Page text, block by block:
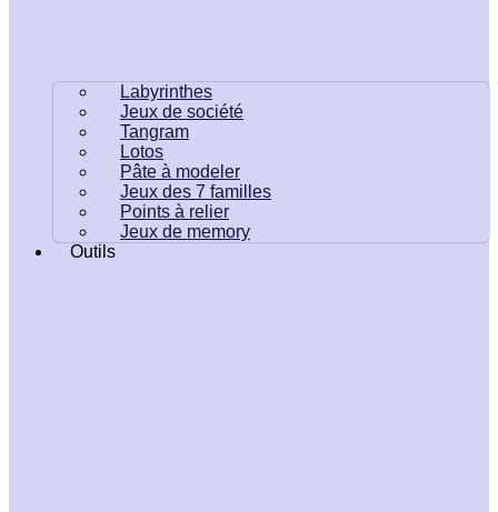
Labyrinthes
Jeux de société
Tangram
Lotos
Pâte à modeler
Jeux des 7 familles
Points à relier
Jeux de memory
Outils